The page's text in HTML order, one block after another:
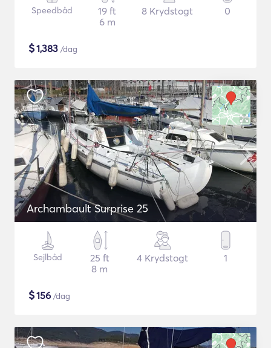
Speedbåd
19 ft
6 m
8 Krydstogt 0
$1,383 /dag
Archambault Surprise 25
Sejlbåd
25 ft
8 m
4 Krydstogt 1
$156 /dag